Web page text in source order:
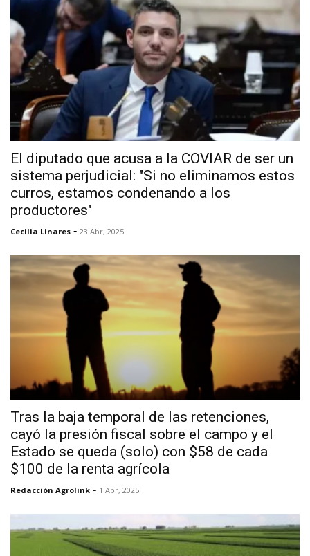
El diputado que acusa a la COVIAR de ser un
sistema perjudicial: "Si no eliminamos estos
curros, estamos condenando a los
productores"
Cecilia Linares - 23 Abr, 2025
Tras la baja temporal de las retenciones,
cayó la presión fiscal sobre el campo y el
Estado se queda (solo) con $58 de cada
$100 de la renta agrícola
Redacción Agrolink - 1 Abr, 2025